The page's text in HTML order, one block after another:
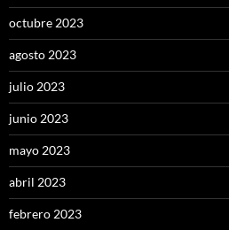
octubre 2023
agosto 2023
julio 2023
junio 2023
mayo 2023
abril 2023
febrero 2023